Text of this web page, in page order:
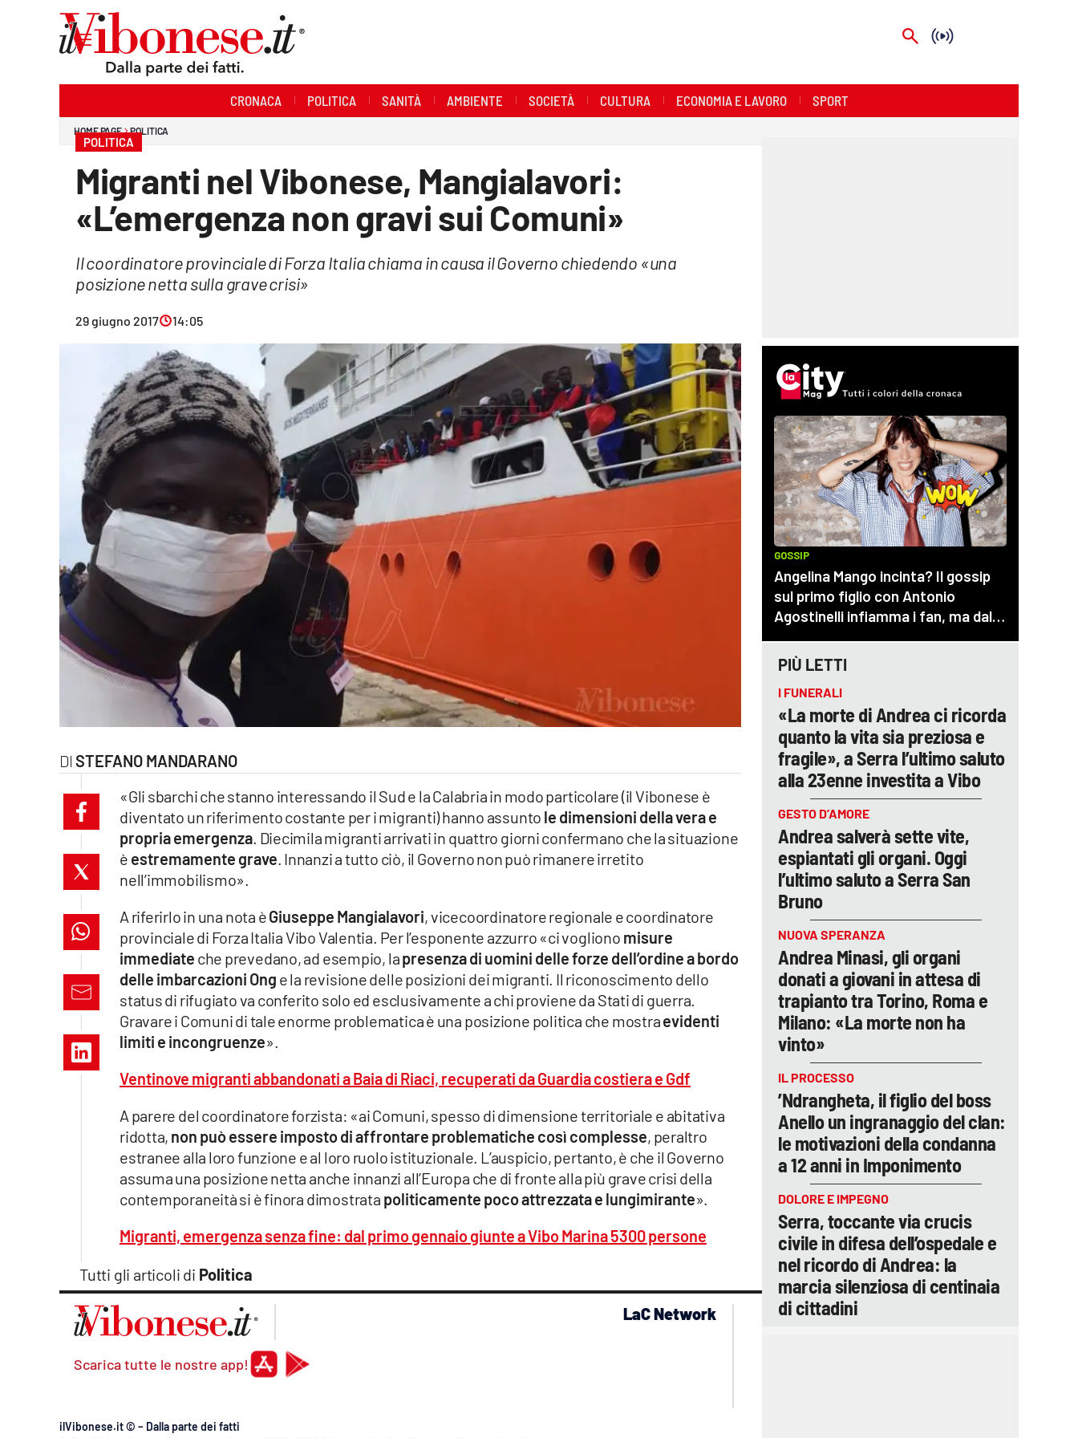
lacitymag.it
cosenzachannel.it
ilvibonese.it
catanzarochannel.it
lacapitalenews.it
CRONACA POLITICA SANITÀ AMBIENTE SOCIETÀ CULTURA ECONOMIA E LAVORO SPORT
HOME PAGE POLITICA
POLITICA
Migranti nel Vibonese, Mangialavori:
«L’emergenza non gravi sui Comuni»
Il coordinatore provinciale di Forza Italia chiama in causa il Governo chiedendo «una
posizione netta sulla grave crisi»
29 giugno 2017 14:05
STEFANO MANDARANO
Tutti gli articoli di Politica
«Gli sbarchi che stanno interessando il Sud e la Calabria in modo particolare (il Vibonese è
diventato un riferimento costante per i migranti) hanno assunto le dimensioni della vera e
propria emergenza. Diecimila migranti arrivati in quattro giorni confermano che la situazione
è estremamente grave. Innanzi a tutto ciò, il Governo non può rimanere irretito
nell’immobilismo».
A riferirlo in una nota èGiuseppe Mangialavori, vicecoordinatore regionale e coordinatore
provinciale di Forza Italia Vibo Valentia. Per l’esponente azzurro «ci vogliono misure
immediate che prevedano, ad esempio, lapresenza di uomini delle forze dell’ordine a bordo
delle imbarcazioni Ong e la revisione delle posizioni dei migranti. Il riconoscimento dello
status di rifugiato va conferito solo ed esclusivamente a chi proviene da Stati di guerra.
Gravare i Comuni di tale enorme problematica è una posizione politica che mostraevidenti
limiti e incongruenze».
Ventinove migranti abbandonati a Baia di Riaci, recuperati da Guardia costiera e Gdf
A parere del coordinatore forzista: «ai Comuni, spesso di dimensione territoriale e abitativa
ridotta, non può essere imposto di affrontare problematiche così complesse, peraltro
estranee alla loro funzione e al loro ruolo istituzionale. L’auspicio, pertanto, è che il Governo
assuma una posizione netta anche innanzi all’Europa che di fronte alla più grave crisi della
contemporaneità si è finora dimostrata politicamente poco attrezzata e lungimirante».
Migranti, emergenza senza fine: dal primo gennaio giunte a Vibo Marina 5300 persone
PIÙ LETTI
I FUNERALI
«La morte di Andrea ci ricorda
quanto la vita sia preziosa e
fragile», a Serra l’ultimo saluto
alla 23enne investita a Vibo
GESTO D’AMORE
Andrea salverà sette vite,
espiantati gli organi. Oggi
l’ultimo saluto a Serra San
Bruno
NUOVA SPERANZA
Andrea Minasi, gli organi
donati a giovani in attesa di
trapianto tra Torino, Roma e
Milano: «La morte non ha
vinto»
IL PROCESSO
’Ndrangheta, il figlio del boss
Anello un ingranaggio del clan:
le motivazioni della condanna
a 12 anni in Imponimento
DOLORE E IMPEGNO
Serra, toccante via crucis
civile in difesa dell’ospedale e
nel ricordo di Andrea: la
marcia silenziosa di centinaia
di cittadini
Scarica tutte le nostre app!
LaC Network
lacplay.it
ilVibonese.it © – Dalla parte dei fatti